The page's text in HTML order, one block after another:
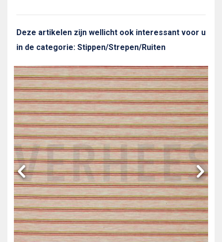
Deze artikelen zijn wellicht ook interessant voor u
in de categorie: Stippen/Strepen/Ruiten